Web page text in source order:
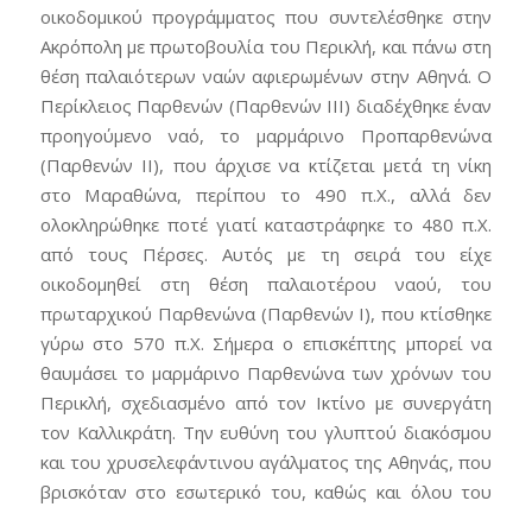
οικοδομικού προγράμματος που συντελέσθηκε στην
Ακρόπολη με πρωτοβουλία του Περικλή, και πάνω στη
θέση παλαιότερων ναών αφιερωμένων στην Αθηνά. Ο
Περίκλειος Παρθενών (Παρθενών ΙΙΙ) διαδέχθηκε έναν
προηγούμενο ναό, το μαρμάρινο Προπαρθενώνα
(Παρθενών ΙΙ), που άρχισε να κτίζεται μετά τη νίκη
στο Μαραθώνα, περίπου το 490 π.Χ., αλλά δεν
ολοκληρώθηκε ποτέ γιατί καταστράφηκε το 480 π.Χ.
από τους Πέρσες. Αυτός με τη σειρά του είχε
οικοδομηθεί στη θέση παλαιοτέρου ναού, του
πρωταρχικού Παρθενώνα (Παρθενών Ι), που κτίσθηκε
γύρω στο 570 π.Χ. Σήμερα ο επισκέπτης μπορεί να
θαυμάσει το μαρμάρινο Παρθενώνα των χρόνων του
Περικλή, σχεδιασμένο από τον Ικτίνο με συνεργάτη
τον Καλλικράτη. Την ευθύνη του γλυπτού διακόσμου
και του χρυσελεφάντινου αγάλματος της Αθηνάς, που
βρισκόταν στο εσωτερικό του, καθώς και όλου του